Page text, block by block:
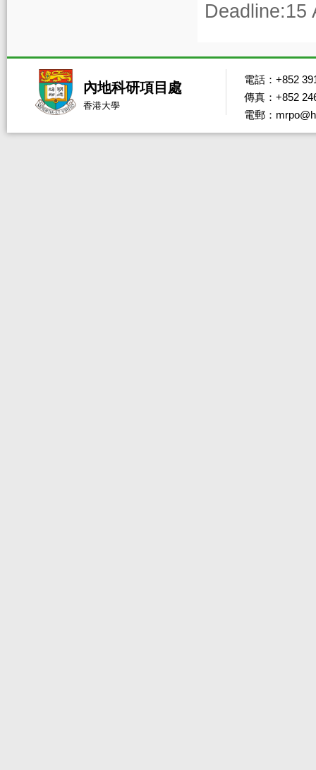
Deadline:15
內地科研項目處
香港大學
電話：+852
傳真：+852
電郵：